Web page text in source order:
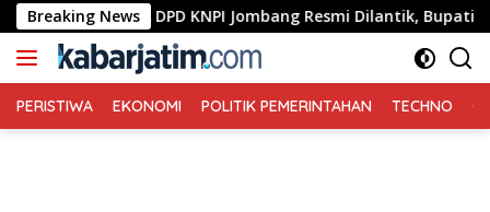
Langsung
ke
konten
Breaking News
DPD KNPI Jombang Resmi Dilantik, Bupati Warsubi
PERISTIWA EKONOMI POLITIK PEMERINTAHAN TECHNO